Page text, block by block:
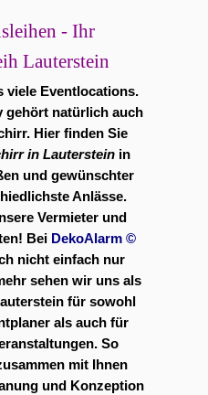
- Ihr
Lauterstein
viele Eventlocations.
gehört natürlich auch
Hier finden Sie
in Lautersteinin
und gewünschter
Anlässe.
Vermieter und
Bei DekoAlarm ©
nicht einfach nur
sehen wir uns als
für sowohl
als auch für
So
mit Ihnen
und Konzeption